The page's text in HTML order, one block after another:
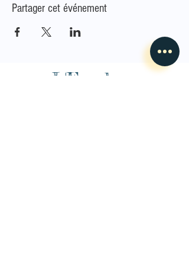
Partager cet événement
L'Envoleur